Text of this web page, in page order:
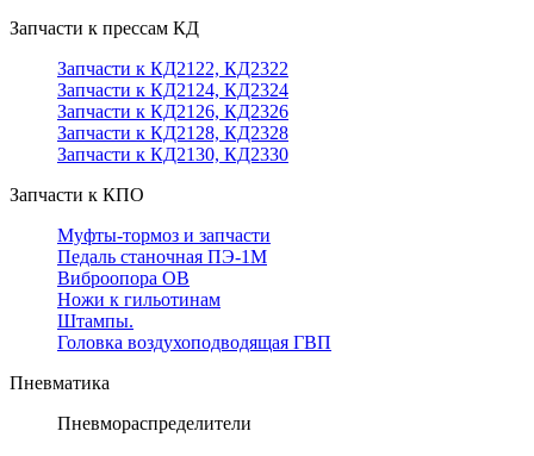
Запчасти к прессам КД
Запчасти к КД2122, КД2322
Запчасти к КД2124, КД2324
Запчасти к КД2126, КД2326
Запчасти к КД2128, КД2328
Запчасти к КД2130, КД2330
Запчасти к КПО
Муфты-тормоз и запчасти
Педаль станочная ПЭ-1М
Виброопора ОВ
Ножи к гильотинам
Штампы.
Головка воздухоподводящая ГВП
Пневматика
Пневмораспределители